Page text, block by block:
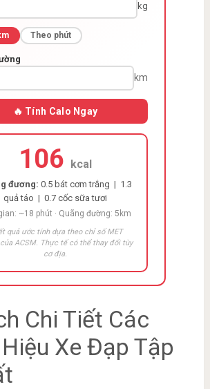
kg
Theo phút
km
🔥 Tính Calo Ngay
106 kcal
đương: 0.5 bát cơm trắng | 1.3
quả táo | 0.7 cốc sữa tươi
~18 phút · Quãng đường: 5km
quả ước tính dựa theo chỉ số MET
ACSM. Thực tế có thể thay đổi tùy
cơ địa.
Chi Tiết Các
Xe Đạp Tập